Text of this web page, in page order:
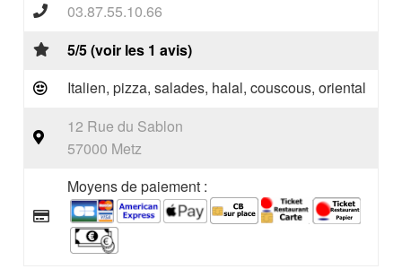
03.87.55.10.66
5/5 (voir les 1 avis)
Italien, pizza, salades, halal, couscous, oriental
12 Rue du Sablon
57000 Metz
Moyens de paiement :